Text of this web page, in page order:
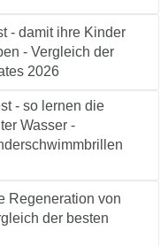
- damit ihre Kinder
- Vergleich der
2026
- so lernen die
Wasser -
Regeneration von
der besten